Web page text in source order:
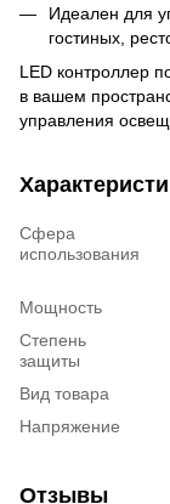
Идеален для
гостиных,
LED контроллер
в вашем
управления
Сфера
использования
Мощность
Степень
защиты
Вид товара
Напряжение
Отзывы